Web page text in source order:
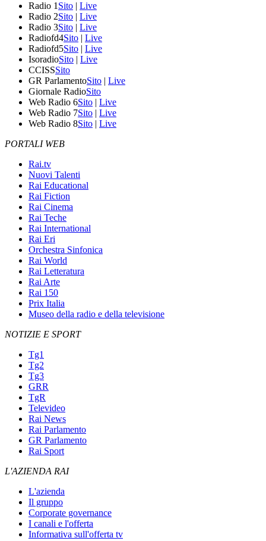
Radio 1 Sito | Live
Radio 2Sito | Live
Radio 3Sito | Live
Radiofd4Sito | Live
Radiofd5Sito | Live
IsoradioSito | Live
CCISSSito
GR ParlamentoSito | Live
Giornale RadioSito
Web Radio 6Sito | Live
Web Radio 7Sito | Live
Web Radio 8Sito | Live
PORTALI WEB
Rai.tv
Nuovi Talenti
Rai Educational
Rai Fiction
Rai Cinema
Rai Teche
Rai International
Rai Eri
Orchestra Sinfonica
Rai World
Rai Letteratura
Rai Arte
Rai 150
Prix Italia
Museo della radio e della televisione
NOTIZIE E SPORT
Tg1
Tg2
Tg3
GRR
TgR
Televideo
Rai News
Rai Parlamento
GR Parlamento
Rai Sport
L'AZIENDA RAI
L'azienda
Il gruppo
Corporate governance
I canali e l'offerta
Informativa sull'offerta tv